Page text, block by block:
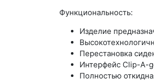
Функциональность:
Изделие
Перестановка
Интерфейс Clip-A-
Полностью